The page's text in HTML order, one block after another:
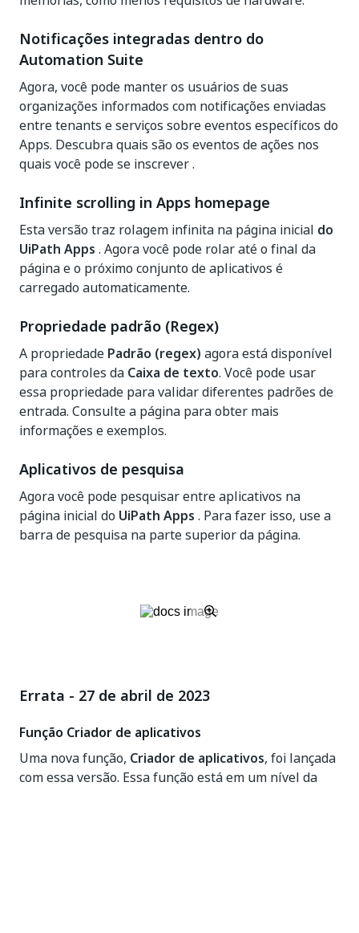
Notificações integradas dentro do
Automation Suite
Agora, você pode manter os usuários de suas
organizações informados com notificações enviadas
entre tenants e serviços sobre eventos específicos do
Apps. Descubra quais são os eventos de ações nos
quais você pode se inscrever .
Infinite scrolling in Apps homepage
Esta versão traz rolagem infinita na página inicial do
UiPath Apps . Agora você pode rolar até o final da
página e o próximo conjunto de aplicativos é
carregado automaticamente.
Propriedade padrão (Regex)
A propriedade Padrão (regex) agora está disponível
para controles da Caixa de texto. Você pode usar
essa propriedade para validar diferentes padrões de
entrada. Consulte a página para obter mais
informações e exemplos.
Aplicativos de pesquisa
Agora você pode pesquisar entre aplicativos na
página inicial do UiPath Apps . Para fazer isso, use a
barra de pesquisa na parte superior da página.
Errata - 27 de abril de 2023
Função Criador de aplicativos
Uma nova função, Criador de aplicativos, foi lançada
com essa versão. Essa função está em um nível da